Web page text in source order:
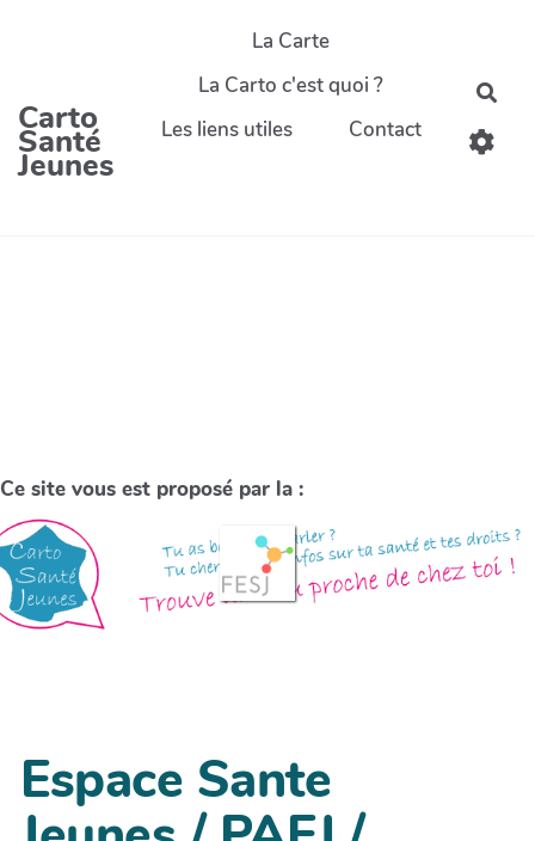
Carto
Santé
Jeunes
La Carte
La Carto c'est quoi ?
Les liens utiles
Contact
Ce site vous est proposé par la :
Espace Sante